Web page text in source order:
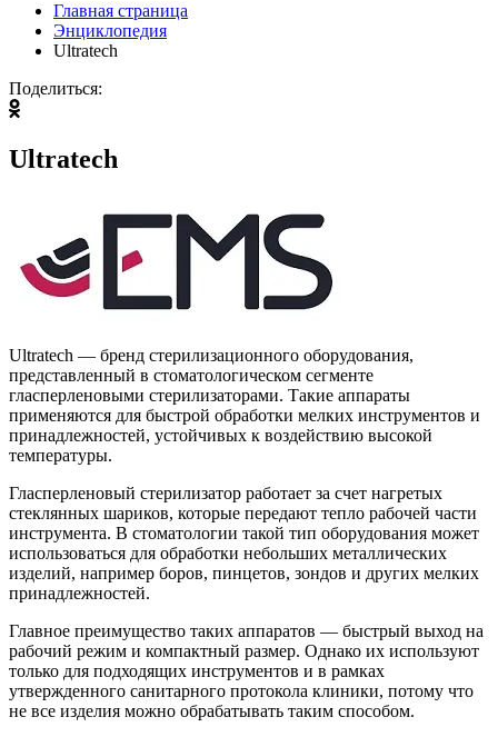
Главная страница
Энциклопедия
Ultratech
Поделиться:
Ultratech
Ultratech — бренд стерилизационного оборудования,
представленный в стоматологическом сегменте
гласперленовыми стерилизаторами. Такие аппараты
применяются для быстрой обработки мелких инструментов и
принадлежностей, устойчивых к воздействию высокой
температуры.
Гласперленовый стерилизатор работает за счет нагретых
стеклянных шариков, которые передают тепло рабочей части
инструмента. В стоматологии такой тип оборудования может
использоваться для обработки небольших металлических
изделий, например боров, пинцетов, зондов и других мелких
принадлежностей.
Главное преимущество таких аппаратов — быстрый выход на
рабочий режим и компактный размер. Однако их используют
только для подходящих инструментов и в рамках
утвержденного санитарного протокола клиники, потому что
не все изделия можно обрабатывать таким способом.